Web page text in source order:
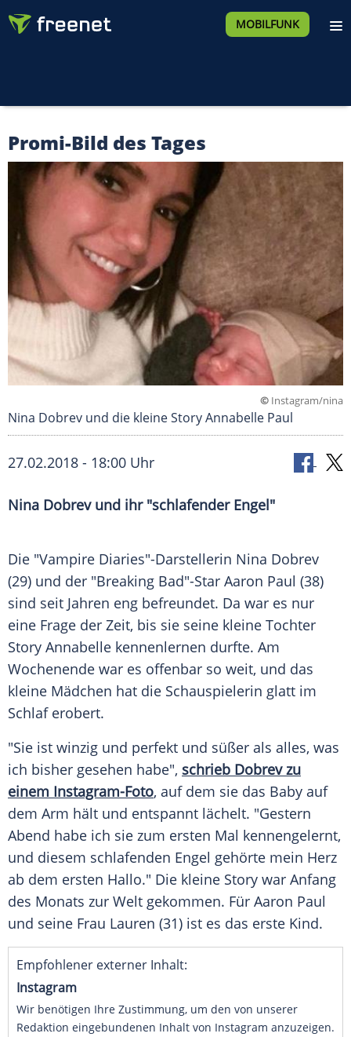
MOBILFUNK
Promi-Bild des Tages
© Instagram/nina
Nina Dobrev und die kleine Story Annabelle Paul
27.02.2018 - 18:00 Uhr
Nina Dobrevund ihr "schlafender Engel"
Die "Vampire Diaries"-Darstellerin Nina Dobrev
(29) und der "Breaking Bad"-Star Aaron Paul (38)
sind seit Jahren eng befreundet. Da war es nur
eine Frage der Zeit, bis sie seine kleine Tochter
Story Annabelle kennenlernen durfte. Am
Wochenende war es offenbar so weit, und das
kleine Mädchen hat die Schauspielerin glatt im
Schlaf erobert.
"Sie ist winzig und perfekt und süßer als alles, was
ich bisher gesehen habe", schrieb Dobrev zu
einem Instagram-Foto, auf dem sie das Baby auf
dem Arm hält und entspannt lächelt. "Gestern
Abend habe ich sie zum ersten Mal kennengelernt,
und diesem schlafenden Engel gehörte mein Herz
ab dem ersten Hallo." Die kleine Story war Anfang
des Monats zur Welt gekommen. Für Aaron Paul
und seine Frau Lauren (31) ist es das erste Kind.
Empfohlener externer Inhalt:
Instagram
Wir benötigen Ihre Zustimmung, um den von unserer
Redaktion eingebundenen Inhalt von Instagram anzuzeigen.